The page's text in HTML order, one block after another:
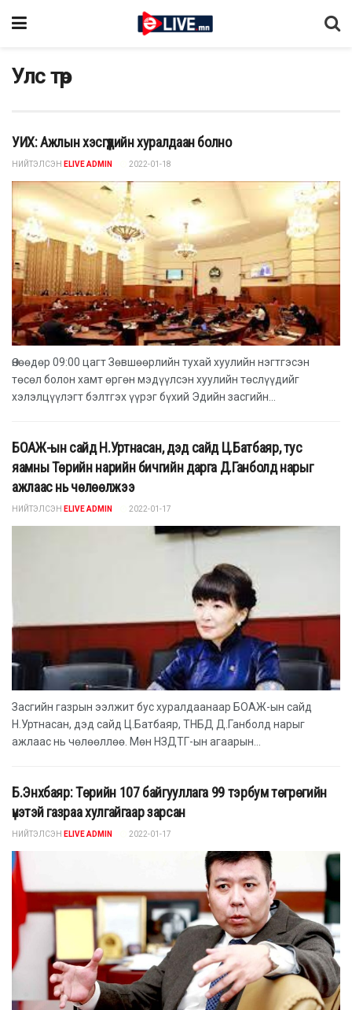
Улс төр
УИХ: Ажлын хэсгүүдийн хуралдаан болно
НИЙТЭЛСЭН ELIVE ADMIN 2022-01-18
Өнөөдөр 09:00 цагт Зөвшөөрлийн тухай хуулийн нэгтгэсэн
төсөл болон хамт өргөн мэдүүлсэн хуулийн төслүүдийг
хэлэлцүүлэгт бэлтгэх үүрэг бүхий Эдийн засгийн...
БОАЖ-ын сайд Н.Уртнасан, дэд сайд Ц.Батбаяр, тус
яамны Төрийн нарийн бичгийн дарга Д.Ганболд нарыг
ажлаас нь чөлөөлжээ
НИЙТЭЛСЭН ELIVE ADMIN 2022-01-17
Засгийн газрын ээлжит бус хуралдаанаар БОАЖ-ын сайд
Н.Уртнасан, дэд сайд Ц.Батбаяр, ТНБД Д.Ганболд нарыг
ажлаас нь чөлөөллөө. Мөн НЗДТГ-ын агаарын...
Б.Энхбаяр: Төрийн 107 байгууллага 99 тэрбум төгрөгийн
үнэтэй газраа хулгайгаар зарсан
НИЙТЭЛСЭН ELIVE ADMIN 2022-01-17